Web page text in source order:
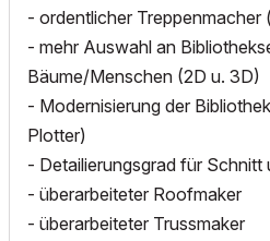
- ordentlicher Treppenmacher
- mehr Auswahl an
Bäume/Menschen (2D u. 3D)
- Modernisierung der
Plotter)
- Detailierungsgrad für
- überarbeiteter Roofmaker
- überarbeiteter Trussmaker